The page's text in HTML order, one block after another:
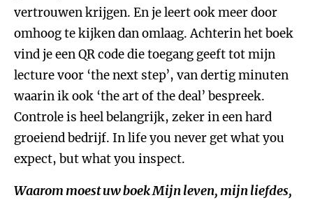
vertrouwen krijgen. En je leert ook meer door
omhoog te kijken dan omlaag. Achterin het boek
vind je een QR code die toegang geeft tot mijn
lecture voor ‘the next step’, van dertig minuten
waarin ik ook ‘the art of the deal’ bespreek.
Controle is heel belangrijk, zeker in een hard
groeiend bedrijf. In life you never get what you
expect, but what you inspect.
Waarom moest uw boekMijn leven, mijn liefdes,